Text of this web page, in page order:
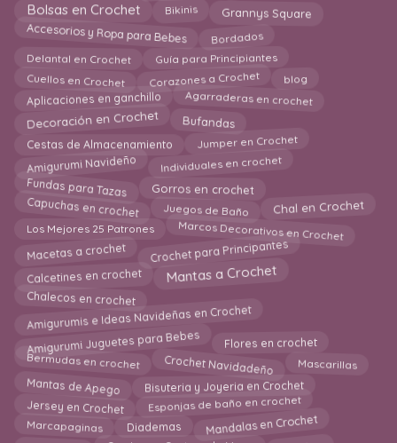
Bolsas en Crochet Bikinis Grannys Square
Accesorios y Ropa para Bebes Bordados
Delantal en Crochet Guía para Principiantes
Cuellos en Crochet Corazones a Crochet blog
Aplicaciones en ganchillo Agarraderas en crochet
Decoración en Crochet Bufandas
Cestas de Almacenamiento Jumper en Crochet
Amigurumi Navideño Individuales en crochet
Fundas para Tazas Gorros en crochet
Capuchas en crochet Juegos de Baño Chal en Crochet
Los Mejores 25 Patrones Marcos Decorativos en Crochet
Macetas a crochet Crochet para Principantes
Calcetines en crochet Mantas a Crochet
Chalecos en crochet
Amigurumis e Ideas Navideñas en Crochet
Amigurumi Juguetes para Bebes Flores en crochet
Bermudas en crochet Crochet Navidadeño Mascarillas
Mantas de Apego Bisuteria y Joyeria en Crochet
Jersey en Crochet Esponjas de baño en crochet
Marcapaginas Diademas Mandalas en Crochet